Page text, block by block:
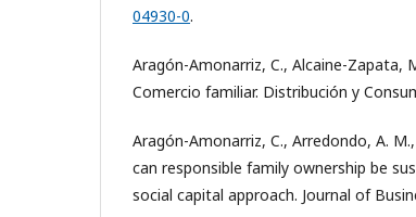
04930-0.
Aragón-Amonarriz, C., Alcaine-Zapata,
Comercio familiar. Distribución y
Aragón-Amonarriz, C., Arredondo, A.
can responsible family ownership be
social capital approach. Journal of